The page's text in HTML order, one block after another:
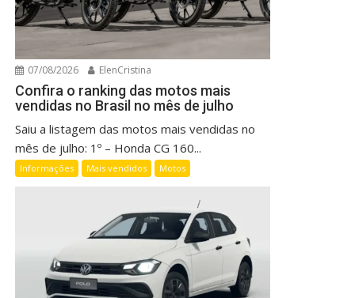
07/08/2026 ElenCristina
Confira o ranking das motos mais
vendidas no Brasil no mês de julho
Saiu a listagem das motos mais vendidas no
mês de julho: 1º – Honda CG 160...
Informações Mais vendidos Motos